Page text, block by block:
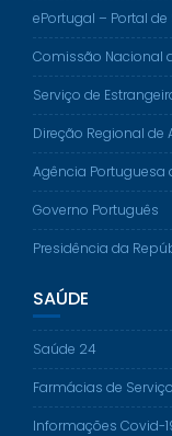
ePortugal – Portal
Comissão Nacional
Serviço de
Direção Regional de
Agência Portuguesa
Governo Português
Presidência da
SAÚDE
Saúde 24
Farmácias de Serviço
Informações Covid-